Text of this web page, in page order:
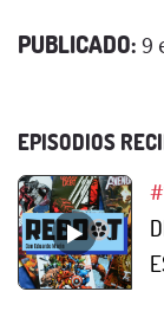
PUBLICADO: 9
EPISODIOS